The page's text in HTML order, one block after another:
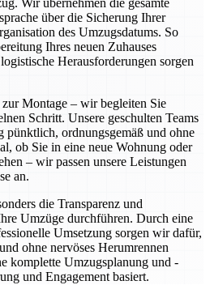
Wir übernehmen die gesamte
über die Sicherung Ihrer
des Umzugsdatums. So
Ihres neuen Zuhauses
Herausforderungen sorgen
Montage – wir begleiten Sie
Schritt. Unsere geschulten Teams
pünktlich, ordnungsgemäß und ohne
ob Sie in eine neue Wohnung oder
– wir passen unsere Leistungen
an.
die Transparenz und
Umzüge durchführen. Durch eine
Umsetzung sorgen wir dafür,
ohne nervöses Herumrennen
komplette Umzugsplanung und -
und Engagement basiert.